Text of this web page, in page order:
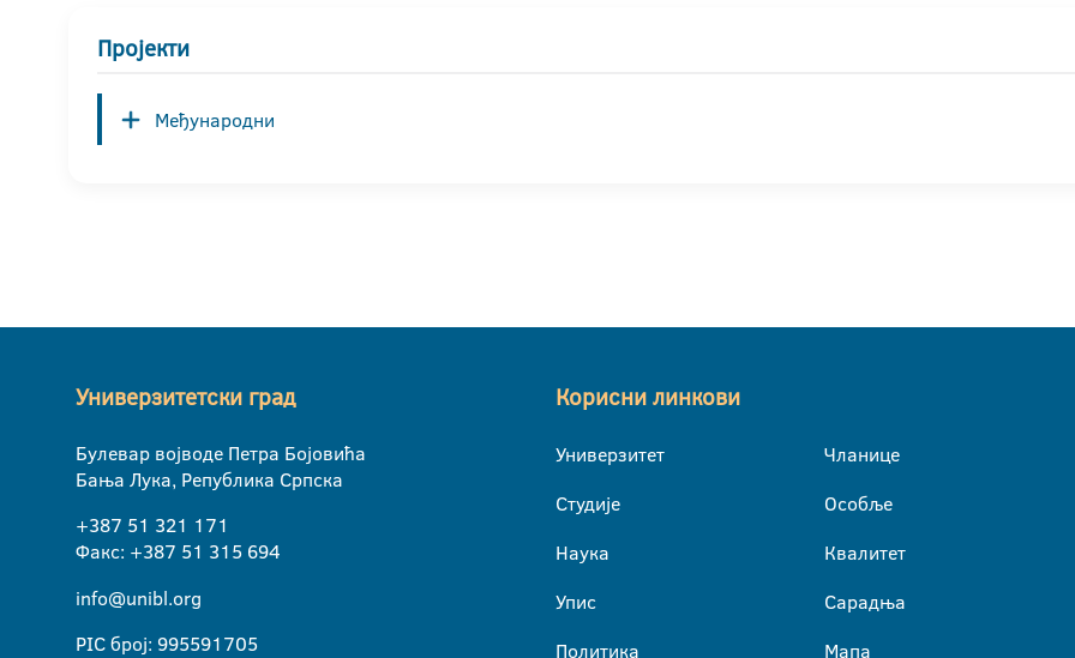
Пројекти
Међународни
Универзитетски град
Булевар војводе Петра Бојовића
Бања Лука, Република Српска
+387 51 321 171
Факс: +387 51 315 694
info@unibl.org
PIC број: 995591705
Корисни линкови
Универзитет
Студије
Наука
Упис
Политика
Чланице
Особље
Квалитет
Сарадња
Мапа